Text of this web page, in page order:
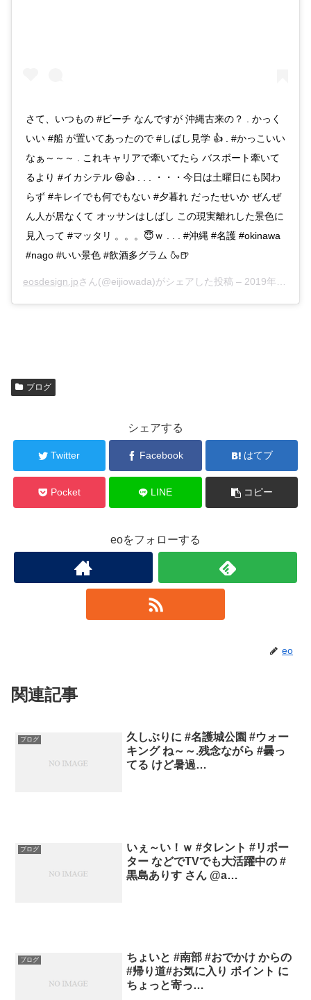
さて、いつもの #ビーチ なんですが 沖縄古来の？ . かっく
いい #船 が置いてあったので #しばし見学 👍 . #かっこいい
なぁ～～～ . これキャリアで牽いてたら バスボート牽いて
るより #イカシテル 😆👍 . . . ・・・今日は土曜日にも関わ
らず #キレイでも何でもない #夕暮れ だったせいか ぜんぜ
ん人が居なくて オッサンはしばし この現実離れした景色に
見入って #マッタリ 。。。😇ｗ . . . #沖縄 #名護 #okinawa
#nago #いい景色 #飲酒多グラム 🍶🍺
eosdesign.jpさん(@eijiowada)がシェアした投稿 – 2019年Apr月13日am5時37分PDT
ブログ
シェアする
Twitter Facebook はてブ
Pocket LINE コピー
eoをフォローする
eo
関連記事
ブログ
久しぶりに #名護城公園 #ウォー
キング ね～～.残念ながら #曇っ
てる けど暑過…
ブログ
いぇ～い！ｗ #タレント #リポー
ター などでTVでも大活躍中の #
黒島ありす さん @a…
ブログ
ちょいと #南部 #おでかけ からの
#帰り道#お気に入り ポイント に
ちょっと寄っ…